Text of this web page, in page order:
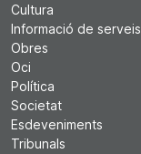
Cultura
Informació de serveis
Obres
Oci
Política
Societat
Esdeveniments
Tribunals